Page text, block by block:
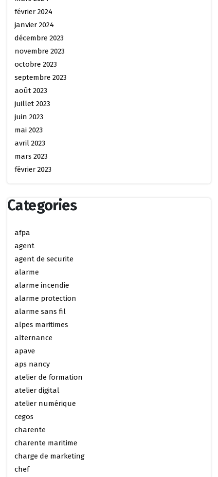
février 2024
janvier 2024
décembre 2023
novembre 2023
octobre 2023
septembre 2023
août 2023
juillet 2023
juin 2023
mai 2023
avril 2023
mars 2023
février 2023
Categories
afpa
agent
agent de securite
alarme
alarme incendie
alarme protection
alarme sans fil
alpes maritimes
alternance
apave
aps nancy
atelier de formation
atelier digital
atelier numérique
cegos
charente
charente maritime
charge de marketing
chef